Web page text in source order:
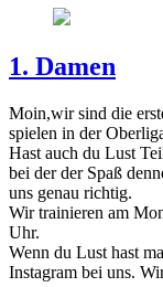
1. Damen
Moin,wir sind die
spielen in der
Hast auch du Lust
bei der der Spaß
uns genau richtig.
Wir trainieren am
Uhr.
Wenn du Lust hast
Instagram bei uns.